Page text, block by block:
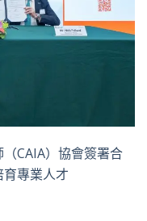
CAIA）協會簽署合
專業人才